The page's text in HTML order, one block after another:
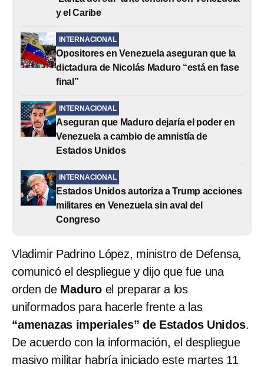
y el Caribe
INTERNACIONAL
Opositores en Venezuela aseguran que la
dictadura de Nicolás Maduro “está en fase
final”
INTERNACIONAL
Aseguran que Maduro dejaría el poder en
Venezuela a cambio de amnistía de
Estados Unidos
INTERNACIONAL
Estados Unidos autoriza a Trump acciones
militares en Venezuela sin aval del
Congreso
Vladimir Padrino López, ministro de Defensa,
comunicó el despliegue y dijo que fue una
orden de Maduro el preparar a los
uniformados para hacerle frente a las
“amenazas imperiales” de Estados Unidos.
De acuerdo con la información, el despliegue
masivo militar habría iniciado este martes 11